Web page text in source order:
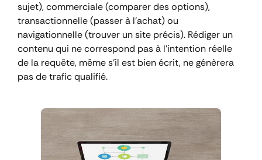
sujet), commerciale (comparer des options),
transactionnelle (passer à l’achat) ou
navigationnelle (trouver un site précis). Rédiger un
contenu qui ne correspond pas à l’intention réelle
de la requête, même s’il est bien écrit, ne génèrera
pas de trafic qualifié.